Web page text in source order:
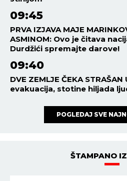
upozorenje meteorologa -
DANAS TEMPERATURE STIGLE
I DO 48 STEPENI!
SVET 18:01 07.08.2026
SUKOB ITALIJE I ŠPANIJE!
Madrid postavio ultimatum
Rimu - Sančez dao rok od 48
sati Meloni da povuče ovu
odluku, ona kratko rekla da
17:58 07.08.2026
RESTRIKCIJE VODE U
otkazati smeštaj - POTPUNO